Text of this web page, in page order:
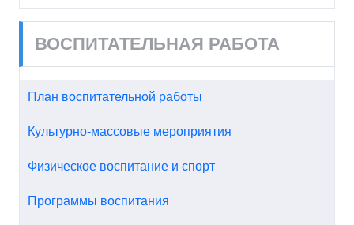
ВОСПИТАТЕЛЬНАЯ РАБОТА
План воспитательной работы
Культурно-массовые мероприятия
Физическое воспитание и спорт
Программы воспитания